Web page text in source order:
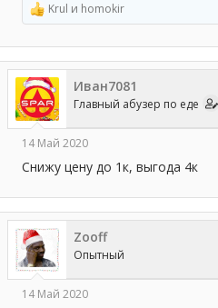
Р
е
а
к
ц
и
и
:
Krul и homokir
Иван7081
Главный абузер по еде
14 Май 2020
Снижу цену до 1к, выгода 4к
Zooff
Опытный
14 Май 2020